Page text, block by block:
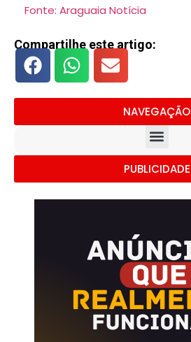
Fonte: Araguaia Notícia
Compartilhe este artigo:
NAVEGAÇÃO
PUBLICIDADE